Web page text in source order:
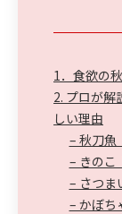
1．食欲の
2. プロが解
しい理由
– 秋刀魚
– きのこ
– さつま
– かぼち